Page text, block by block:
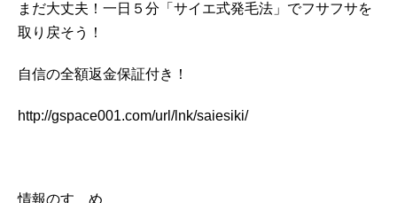
まだ大丈夫！一日５分「サイエ式発毛法」でフサフサを
取り戻そう！
自信の全額返金保証付き！
http://gspace001.com/url/lnk/saiesiki/
情報のすゝめ